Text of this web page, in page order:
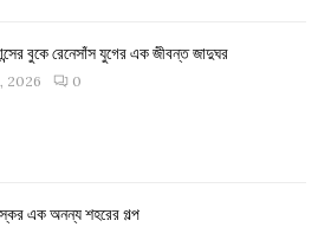
বুকে রেনেসাঁস যুগের এক জীবন্ত জাদুঘর
2026 0
এক অনন্য শহরের গল্প